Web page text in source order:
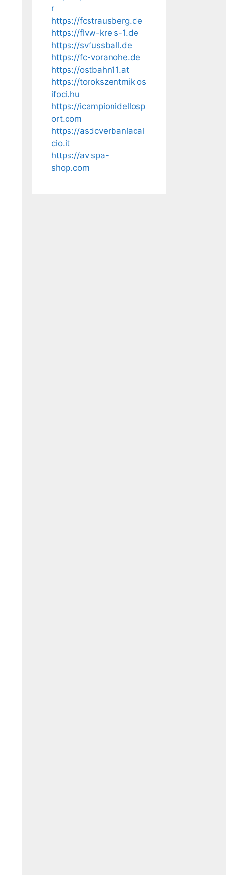
r
https://fcstrausberg.de
https://flvw-kreis-1.de
https://svfussball.de
https://fc-voranohe.de
https://ostbahn11.at
https://torokszentmiklos
ifoci.hu
https://icampionidellosp
ort.com
https://asdcverbaniacal
cio.it
https://avispa-
shop.com